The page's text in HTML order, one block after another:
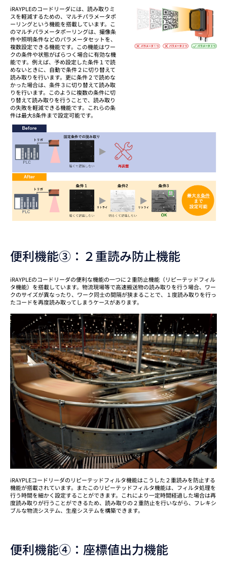
iRAYPLEのコードリーダには、読み取りミ
スを軽減するための、マルチパラメータポ
ーリングという機能を搭載しています。こ
のマルチパラメータポーリングは、撮像条
件や照明条件などのパラメータセットを、
複数設定できる機能です。この機能はワー
クの条件や状態がばらつく場合に有効な機
能です。例えば、予め設定した条件１で読
めないときに、自動で条件２に切り替えて
読み取りを行います。更に条件２で読めな
かった場合は、条件３に切り替えて読み取
りを行います。このように複数の条件に切
り替えて読み取りを行うことで、読み取り
の失敗を軽減できる機能です。これらの条
件は最大8条件まで設定可能です。
便利機能③：２重読み防止機能
iRAYPLEのコードリーダの便利な機能の一つに２重防止機能（リピーテッドフィル
タ機能）を搭載しています。物流現場等で高速搬送物の読み取りを行う場合、ワー
クのサイズが異なったり、ワーク同士の間隔が狭まることで、１度読み取りを行っ
たコードを再度読み取ってしまうケースがあります。
iRAYPLEコードリーダのリピーテッドフィルタ機能はこうした２重読みを防止する
機能が搭載されています。またこのリピーテッドフィルタ機能は、フィルタ処理を
行う時間を細かく設定することができます。これにより一定時間経過した場合は再
度読み取りが行うことができるため、読み取りの２重防止を行いながら、フレキシ
ブルな物流システム、生産システムを構築できます。
便利機能④：座標値出力機能